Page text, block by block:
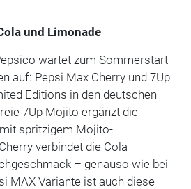
und Limonade
wartet zum Sommerstart
auf: Pepsi Max Cherry und 7Up
Editions in den deutschen
7Up Mojito ergänzt die
spritzigem Mojito-
verbindet die Cola-
– genauso wie bei
MAX Variante ist auch diese